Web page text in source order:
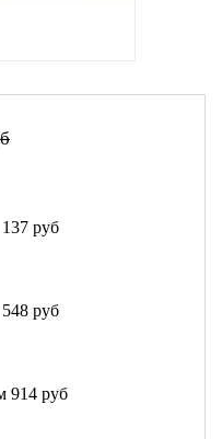
137 руб
548 руб
914 руб